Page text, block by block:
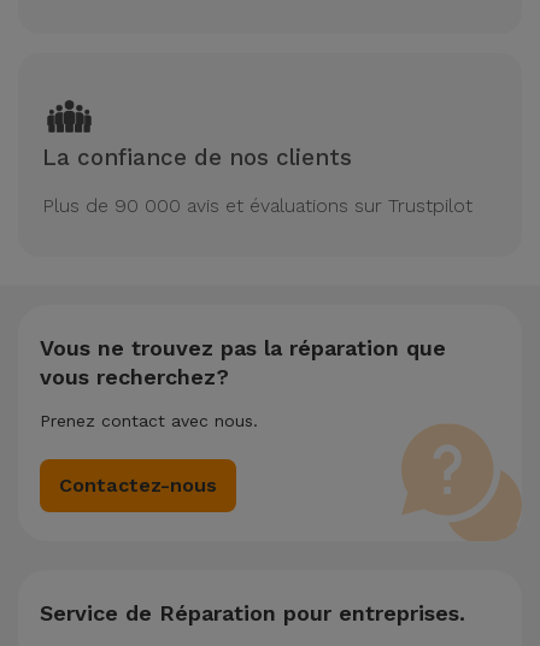
La confiance de nos clients
Plus de 90 000 avis et évaluations sur Trustpilot
Vous ne trouvez pas la réparation que
vous recherchez?
Prenez contact avec nous.
Contactez-nous
Service de Réparation pour entreprises.